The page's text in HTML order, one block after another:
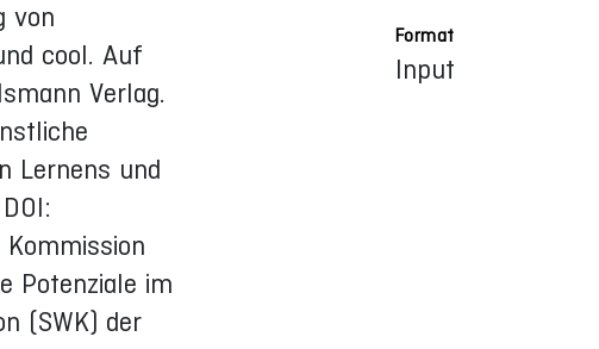
von
cool. Auf
Verlag.
Lernens und
Potenziale im
(SWK) der
Format
Input